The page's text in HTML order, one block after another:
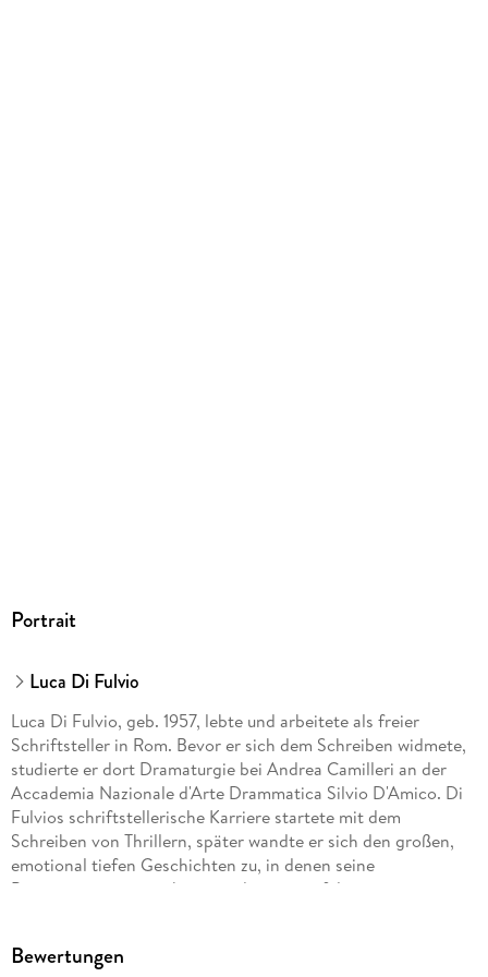
Portrait
Luca Di Fulvio
Luca Di Fulvio, geb. 1957, lebte und arbeitete als freier
Schriftsteller in Rom. Bevor er sich dem Schreiben widmete,
studierte er dort Dramaturgie bei Andrea Camilleri an der
Accademia Nazionale d'Arte Drammatica Silvio D'Amico. Di
Fulvios schriftstellerische Karriere startete mit dem
Schreiben von Thrillern, später wandte er sich den großen,
emotional tiefen Geschichten zu, in denen seine
Protagonist:innen sich gegen die mannigfaltigen
Sinn für Gerechtigkeit und riss mit jedem Roman seine große
Bewertungen